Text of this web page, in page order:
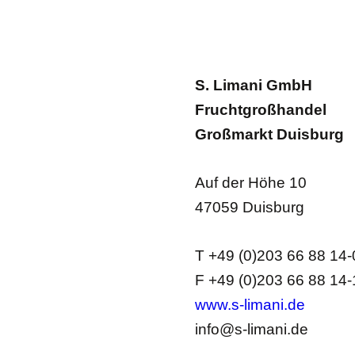
S. Limani GmbH
Fruchtgroßhandel
Großmarkt Duisburg
Auf der Höhe 10
47059 Duisburg
T +49 (0)203 66 88 14-
F +49 (0)203 66 88
www.s-limani.de
info@s-limani.de